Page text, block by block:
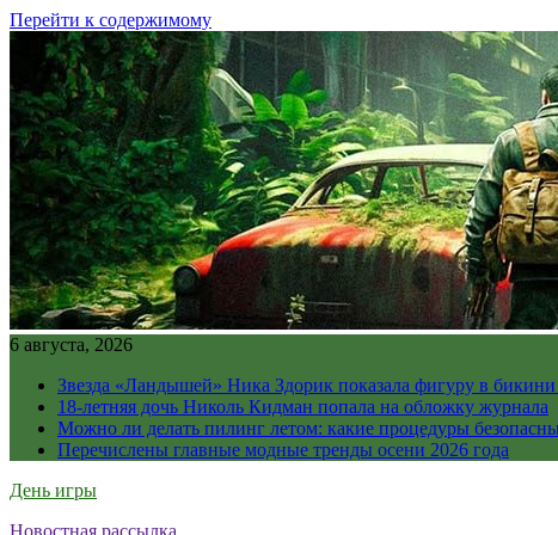
Перейти к содержимому
6 августа, 2026
Звезда «Ландышей» Ника Здорик показала фигуру в бикини
18-летняя дочь Николь Кидман попала на обложку журнала
Можно ли делать пилинг летом: какие процедуры
Перечислены главные модные тренды осени 2026 года
День игры
Новостная рассылка